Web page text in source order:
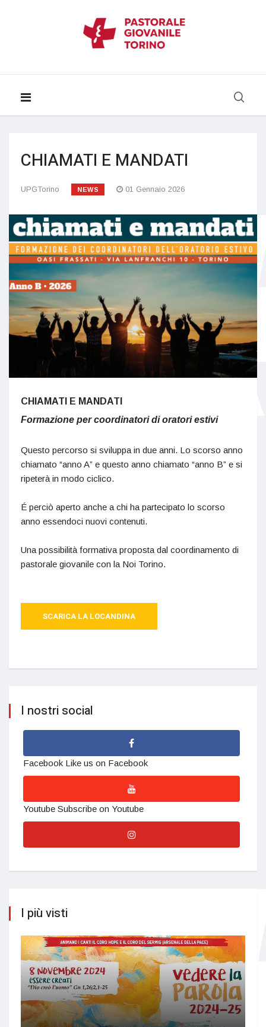
CHIAMATI E MANDATI
UPGTorino NEWS 01 Gennaio 2026
CHIAMATI E MANDATI
Formazione per coordinatori di oratori estivi
Questo percorso si sviluppa in due anni. Lo scorso anno
chiamato “anno A” e questo anno chiamato “anno B” e si
ripeterà in modo ciclico.
É perciò aperto anche a chi ha partecipato lo scorso
anno essendoci nuovi contenuti.
Una possibilità formativa proposta dal coordinamento di
pastorale giovanile con la Noi Torino.
SCARICA LA LOCANDINA
I nostri social
Facebook Like us on Facebook
Youtube Subscribe on Youtube
I più visti